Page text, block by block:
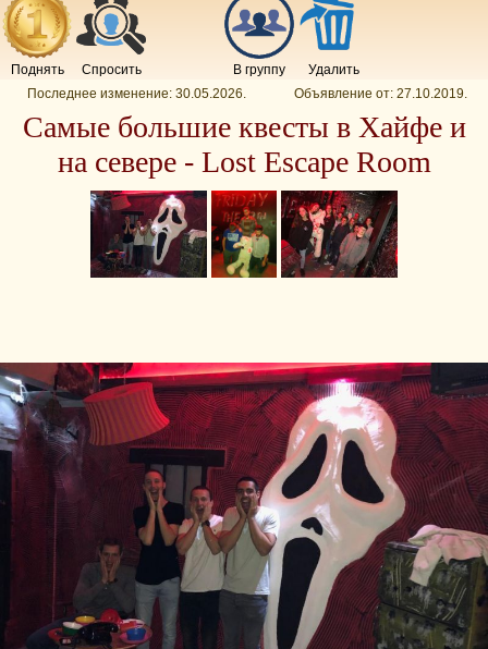
Поднять Спросить В группу
Удалить
Последнее изменение: 30.05.2026. Объявление от: 27.10.2019.
Самые большие квесты в Хайфе и
на севере - Lost Escape Room